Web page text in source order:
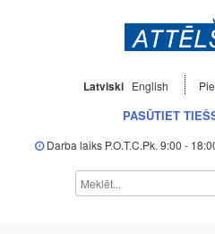
Latviski English
PASŪTIET
Darba laiks P.O.T.C.Pk. 9:00 -